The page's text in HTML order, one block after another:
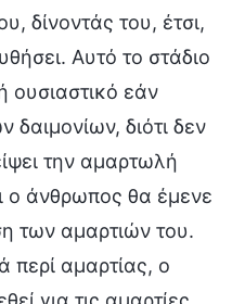
δίνοντάς του, έτσι,
Αυτό το στάδιο
ουσιαστικό εάν
δαιμονίων, διότι δεν
την αμαρτωλή
ο άνθρωπος θα έμενε
των αμαρτιών του.
αμαρτίας, ο